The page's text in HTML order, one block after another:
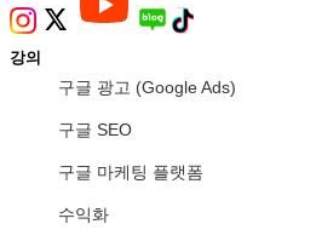
강의
구글 광고 (Google Ads)
구글 SEO
구글 마케팅 플랫폼
수익화